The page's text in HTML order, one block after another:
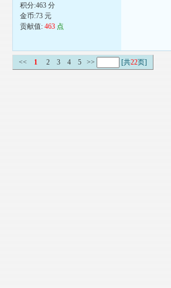
积分:463 分
金币:73 元
贡献值:463 点
<< 1 2 3 4 5 >> [共22页]